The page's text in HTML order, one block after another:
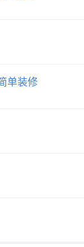
单装修